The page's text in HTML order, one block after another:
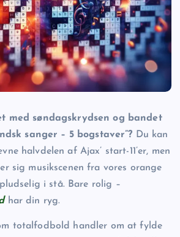
med søndagskrydsen og bandet
sanger – 5 bogstaver”? Du kan
halvdelen af Ajax’ start-11’er, men
sig musikscenen fra vores orange
i stå. Bare rolig –
har din ryg.
totalfodbold handler om at fylde